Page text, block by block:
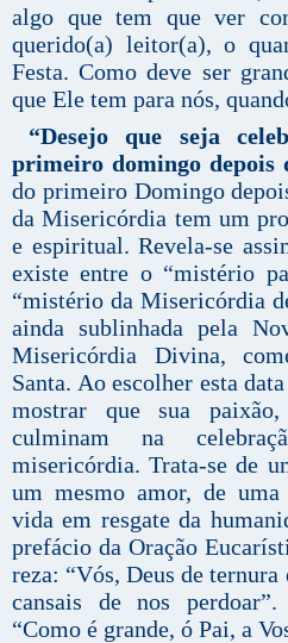
algo que tem que ver
querido(a) leitor(a), o
Festa. Como deve ser
que Ele tem para nós,
“Desejo que seja
primeiro domingo depois
do primeiro Domingo
da Misericórdia tem um
e espiritual. Revela-se
existe entre o “mistério
“mistério da Misericórdia
ainda sublinhada pela
Misericórdia Divina,
Santa. Ao escolher esta
mostrar que sua
culminam na
misericórdia. Trata-se de
um mesmo amor, de uma
vida em resgate da
prefácio da Oração
reza: “Vós, Deus de ternura
cansais de nos
“Como é grande, ó Pai, a